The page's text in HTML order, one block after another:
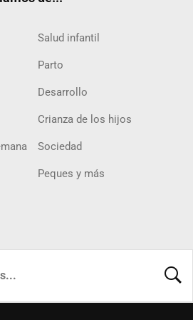
Salud infantil
Parto
Desarrollo
Crianza de los hijos
Sociedad
Peques y más